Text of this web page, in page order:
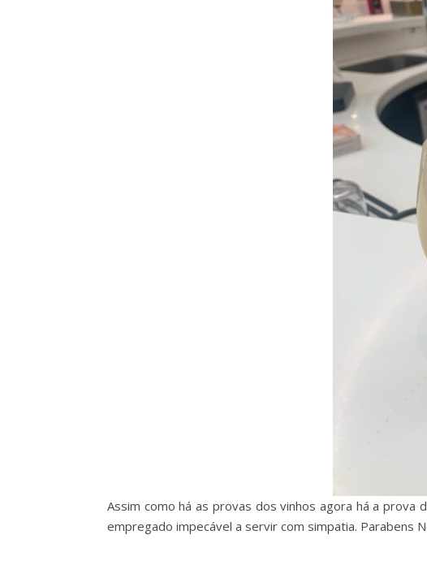
Assim como há as provas dos vinhos agora há a prova
empregado impecável a servir com simpatia. Parabens